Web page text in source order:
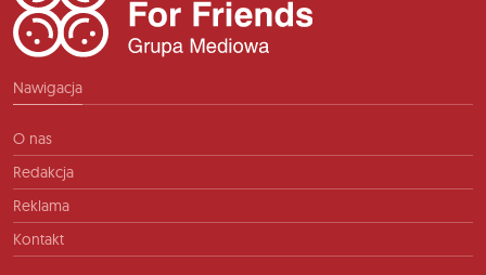
Nawigacja
O nas
Redakcja
Reklama
Kontakt